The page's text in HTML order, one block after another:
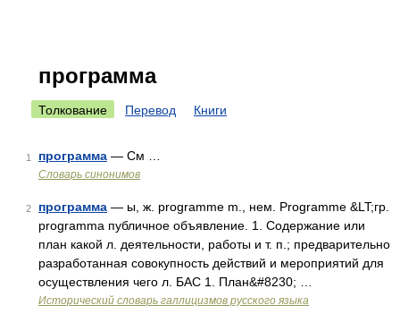
программа
Толкование Перевод Книги
1 программа — См …
Словарь синонимов
2 программа — ы, ж. programme m., нем. Programme &LT;гр.
programma публичное объявление. 1. Содержание или
план какой л. деятельности, работы и т. п.; предварительно
разработанная совокупность действий и мероприятий для
осуществления чего л. БАС 1. План&#8230; …
Исторический словарь галлицизмов русского языка